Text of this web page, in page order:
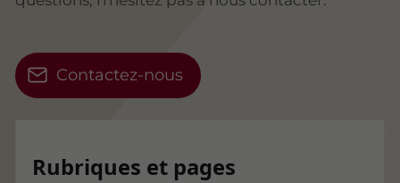
Contactez-nous
Rubriques et pages